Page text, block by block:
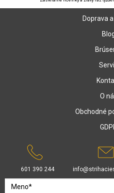
Doprava
O
Obchodné
601 390 244